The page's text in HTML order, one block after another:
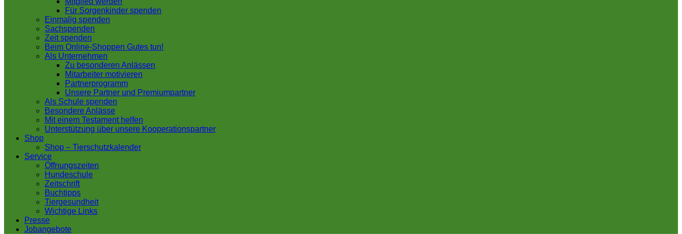
Für Sorgenkinder spenden
Einmalig spenden
Sachspenden
Zeit spenden
Beim Online-Shoppen Gutes tun!
Als Unternehmen
Zu besonderen Anlässen
Mitarbeiter motivieren
Partnerprogramm
Unsere Partner und Premiumpartner
Als Schule spenden
Besondere Anlässe
Mit einem Testament helfen
Unterstützung über unsere Kooperationspartner
Shop
Shop – Tierschutzkalender
Service
Öffnungszeiten
Hundeschule
Zeitschrift
Buchtipps
Tiergesundheit
Wichtige Links
Presse
Jobangebote